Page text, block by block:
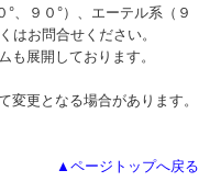
、９０°）、エーテル系（９
はお問合せください。
展開しております。
更となる場合があります。
▲ページトップへ戻る